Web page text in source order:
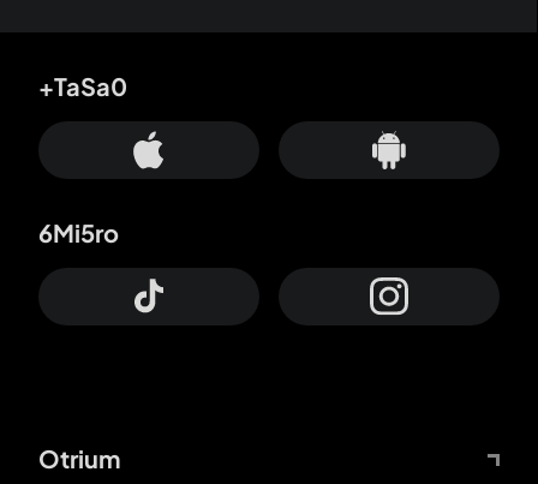
Otrium
+TaSa0
6Mi5ro